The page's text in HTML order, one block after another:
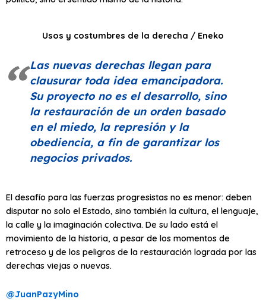
Usos y costumbres de la derecha / Eneko
Las nuevas derechas llegan para
clausurar toda idea emancipadora.
Su proyecto no es el desarrollo, sino
la restauración de un orden basado
en el miedo, la represión y la
obediencia, a fin de garantizar los
negocios privados.
El desafío para las fuerzas progresistas no es menor: deben
disputar no solo el Estado, sino también la cultura, el lenguaje,
la calle y la imaginación colectiva. De su lado está el
movimiento de la historia, a pesar de los momentos de
retroceso y de los peligros de la restauración lograda por las
derechas viejas o nuevas.
@JuanPazyMino